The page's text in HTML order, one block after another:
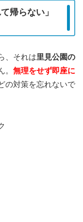
帰らない」
、それは里見公園の
。 無理をせず即座に
の対策を忘れないで